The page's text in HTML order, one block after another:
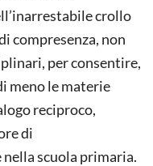
crollo
compresenza, non
per consentire,
meno le materie
reciproco,
di
scuola primaria.